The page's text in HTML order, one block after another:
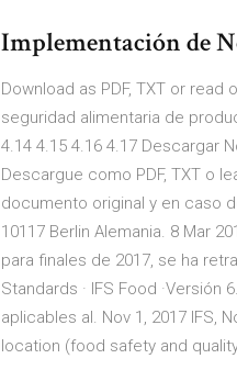
Implementación de
Download as PDF, TXT or
seguridad alimentaria de
4.14 4.15 4.16 4.17 Descargar
Descargue como PDF, TXT o
documento original y en caso
10117 Berlin Alemania. 8 Mar
para finales de 2017, se ha
Standards · IFS Food
aplicables al. Nov 1, 2017 IFS,
location (food safety and